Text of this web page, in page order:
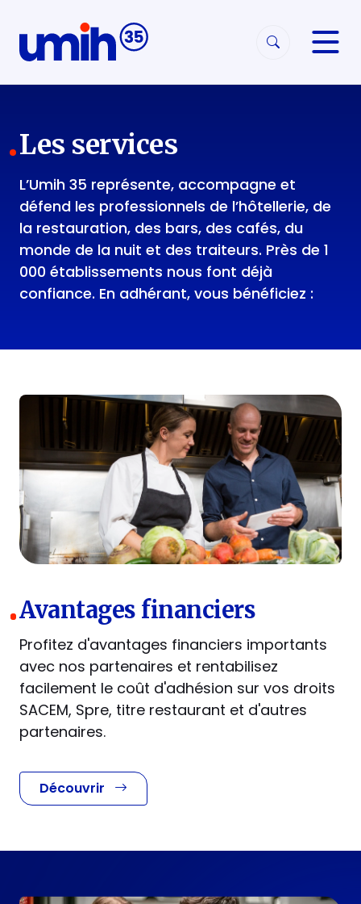
Aller au contenu
Les services
L’Umih 35 représente, accompagne et
défend les professionnels de l’hôtellerie, de
la restauration, des bars, des cafés, du
monde de la nuit et des traiteurs. Près de 1
000 établissements nous font déjà
confiance. En adhérant, vous bénéficiez :
Avantages financiers
Profitez d'avantages financiers importants
avec nos partenaires et rentabilisez
facilement le coût d'adhésion sur vos droits
SACEM, Spre, titre restaurant et d'autres
partenaires.
Découvrir